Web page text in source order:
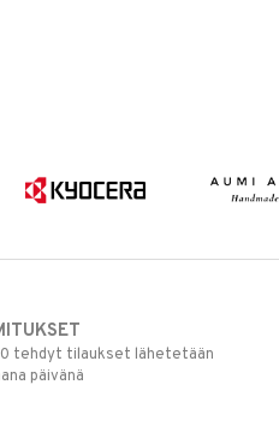
tehdyt tilaukset lähetetään
päivänä